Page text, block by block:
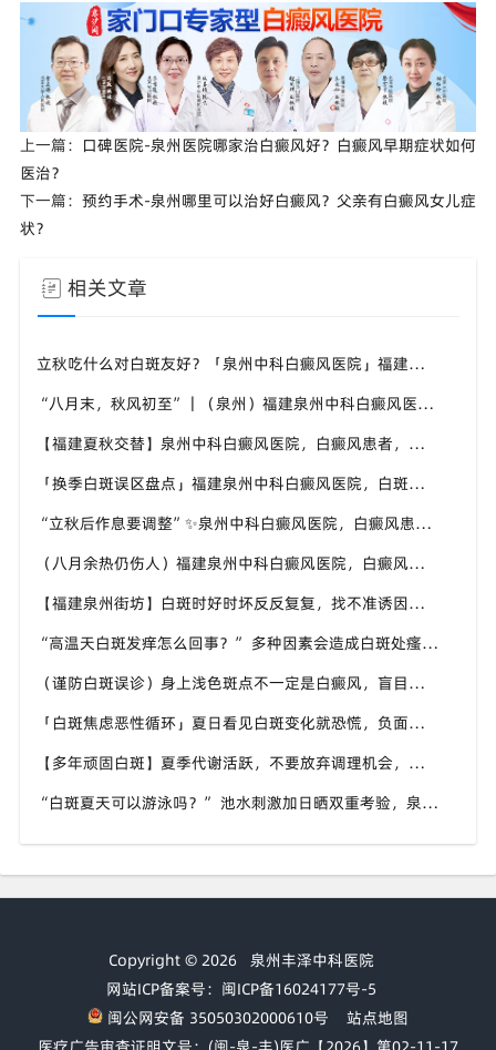
上一篇： 口碑医院-泉州医院哪家治白癜风好？白癜风早期症状如何
医治？
下一篇： 预约手术-泉州哪里可以治好白癜风？父亲有白癜风女儿症
状？
相关文章
立秋吃什么对白斑友好？「泉州中科白癜风医院」福建白癜风患者饮食不要盲目忌口
“八月末，秋风初至”｜（泉州）福建泉州中科白癜风医院，聊聊白癜风换季防护关键点
【福建夏秋交替】泉州中科白癜风医院，白癜风患者，入秋之后洗澡习惯也要多注意
「换季白斑误区盘点」福建泉州中科白癜风医院，白斑消长多变，科学对待才是正道
“立秋后作息要调整”✨泉州中科白癜风医院，白癜风患者，不良作息会影响皮肤状态
（八月余热仍伤人）福建泉州中科白癜风医院，白癜风外出，依旧要做好硬防晒措施
【福建泉州街坊】白斑时好时坏反反复复，找不准诱因，泉州中科白癜风医院帮梳理夏季白斑波动各类诱因
“高温天白斑发痒怎么回事？” 多种因素会造成白斑处瘙痒，泉州中科白癜风医院讲解白斑发痒的处理方式
（谨防白斑误诊）身上浅色斑点不一定是白癜风，盲目用药危害皮肤，泉州中科白癜风医院建议先明确白斑类型
「白斑焦虑恶性循环」夏日看见白斑变化就恐慌，负面情绪反加重病情，泉州中科白癜风医院呼吁放平心态应对
【多年顽固白斑】夏季代谢活跃，不要放弃调理机会，泉州中科白癜风医院建议结合自身情况定制改善思路
“白斑夏天可以游泳吗？” 池水刺激加日晒双重考验，泉州中科白癜风医院告知白癜风人群游泳防护要点
Copyright © 2026 泉州丰泽中科医院
网站ICP备案号：闽ICP备16024177号-5
闽公网安备 35050302000610号
站点地图